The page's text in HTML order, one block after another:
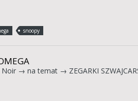
snoopy
→ na temat → ZEGARKI